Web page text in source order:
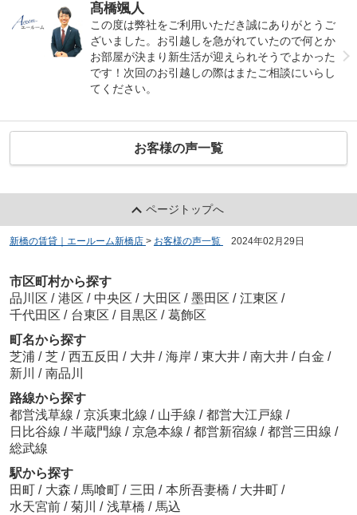
髙橋颯人
この度は弊社をご利用いただき誠にありがとうご
ざいました。お引越しを急がれていたので何とか
お部屋が決まり新生活が迎えられそうでよかった
です！次回のお引越しの際はまたご相談にいらし
てください。
お客様の声一覧
ページトップへ
新橋の賃貸｜エールーム新橋店 > お客様の声一覧 2024年02月29日
市区町村から探す
品川区 / 港区 / 中央区 / 大田区 / 墨田区 / 江東区 /
千代田区 / 台東区 / 目黒区 / 葛飾区
町名から探す
芝浦 / 芝 / 西五反田 / 大井 / 海岸 / 東大井 / 南大井 / 白金 /
新川 / 南品川
路線から探す
都営浅草線 / 京浜東北線 / 山手線 / 都営大江戸線 /
日比谷線 / 半蔵門線 / 京急本線 / 都営新宿線 / 都営三田線 /
総武線
駅から探す
田町 / 大森 / 馬喰町 / 三田 / 本所吾妻橋 / 大井町 /
水天宮前 / 菊川 / 浅草橋 / 馬込